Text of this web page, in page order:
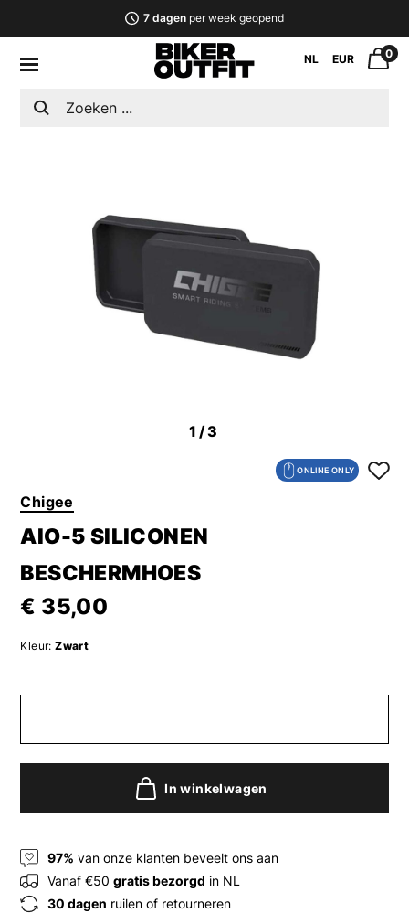
7 dagenper week geopend
NL EUR 0
1 /3
ONLINE ONLY
Chigee
AIO-5 SILICONEN
BESCHERMHOES
€ 35,00
Kleur: Zwart
In winkelwagen
97% van onze klanten beveelt ons aan
Vanaf €50gratis bezorgd in NL
30 dagen ruilen of retourneren